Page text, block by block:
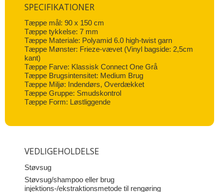
SPECIFIKATIONER
Tæppe mål: 90 x 150 cm
Tæppe tykkelse: 7 mm
Tæppe Materiale: Polyamid 6.0 high-twist garn
Tæppe Mønster: Frieze-vævet (Vinyl bagside: 2,5cm
kant)
Tæppe Farve: Klassisk Connect One Grå
Tæppe Brugsintensitet: Medium Brug
Tæppe Miljø: Indendørs, Overdækket
Tæppe Gruppe: Smudskontrol
Tæppe Form: Løstliggende
VEDLIGEHOLDELSE
Støvsug
Støvsug/shampoo eller brug
injektions-/ekstraktionsmetode til rengøring